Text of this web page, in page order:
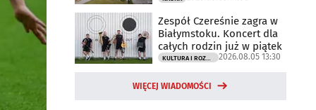
Zespół Czereśnie zagra w
Białymstoku. Koncert dla
całych rodzin już w piątek
2026.08.05 13:30
WIĘCEJ WIADOMOŚCI